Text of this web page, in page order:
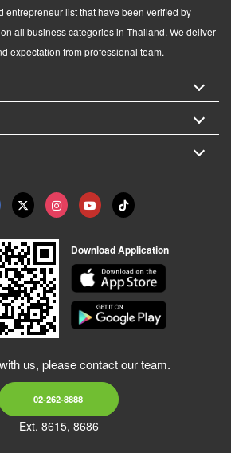
entrepreneur list that have been verified by
all business categories in Thailand. We deliver
expectation from professional team.
Download Application
us, please contact our team.
02-262-8888
Ext. 8615, 8686